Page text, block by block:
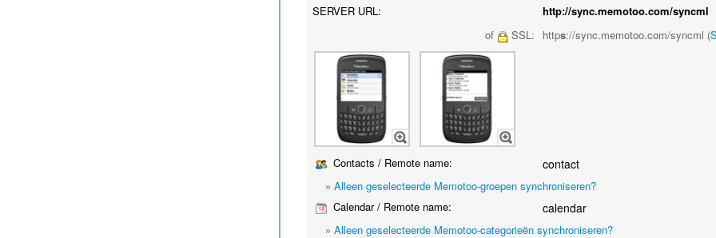
SERVER URL:
http://sync.memotoo.com/syncml
of
SSL: https://sync.memotoo.com/syncml (
Contacts / Remote name: contact
»Alleen geselecteerde Memotoo-groepen synchroniseren?
Calendar / Remote name:
calendar
»Alleen geselecteerde Memotoo-categorieën synchroniseren?